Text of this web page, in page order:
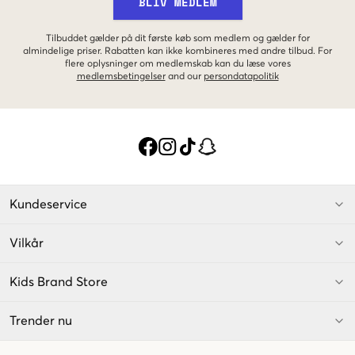
Tilbuddet gælder på dit første køb som medlem og gælder for
almindelige priser. Rabatten kan ikke kombineres med andre tilbud. For
flere oplysninger om medlemskab kan du læse vores
medlemsbetingelser and our persondatapolitik
Kundeservice
Vilkår
Kids Brand Store
Trender nu